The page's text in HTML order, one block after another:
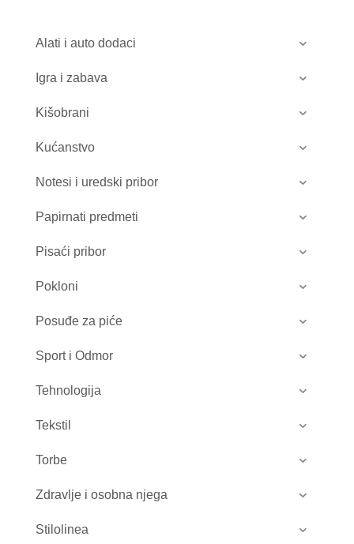
Alati i auto dodaci
Igra i zabava
Kišobrani
Kućanstvo
Notesi i uredski pribor
Papirnati predmeti
Pisaći pribor
Pokloni
Posuđe za piće
Sport i Odmor
Tehnologija
Tekstil
Torbe
Zdravlje i osobna njega
Stilolinea
do